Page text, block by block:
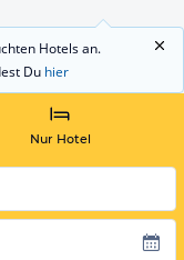
Hotels an.
Du hier
Nur Hotel